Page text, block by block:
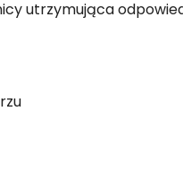
utrzymująca